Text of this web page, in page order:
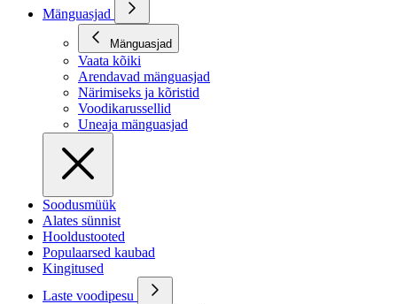
Mänguasjad
Mänguasjad
Vaata kõiki
Arendavad mänguasjad
Närimiseks ja kõristid
Voodikarussellid
Uneaja mänguasjad
Soodusmüük
Alates sünnist
Hooldustooted
Populaarsed kaubad
Kingitused
Laste voodipesu